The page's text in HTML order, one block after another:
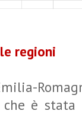
regioni
è stata